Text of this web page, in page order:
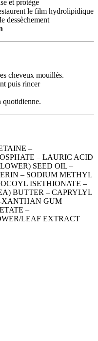
et protège
le film hydrolipidique
dessèchement
cheveux mouillés.
puis rincer
quotidienne.
–
– LAURIC ACID
SEED OIL –
– SODIUM METHYL
ISETHIONATE –
BUTTER – CAPRYLYL
XANTHAN GUM –
–
LEAF EXTRACT